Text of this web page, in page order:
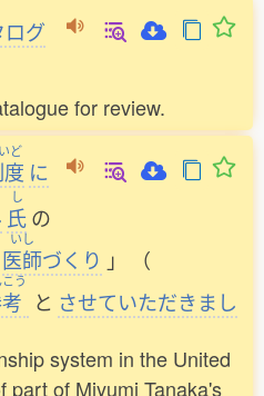
ログ
for review.
ど
に
し
氏の
いし
医師づくり 」 （
う
と させていただきまし
system in the United
part of Miyumi Tanaka's